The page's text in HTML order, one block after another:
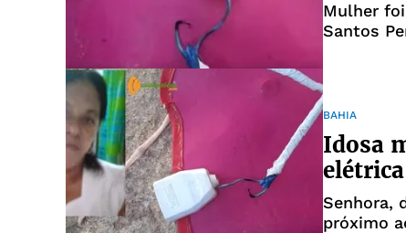
Mulher
Santos
BAHIA
Idosa
Senhora,
próximo